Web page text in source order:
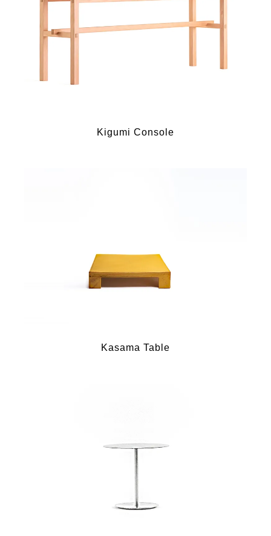
Kigumi Console
Kasama Table